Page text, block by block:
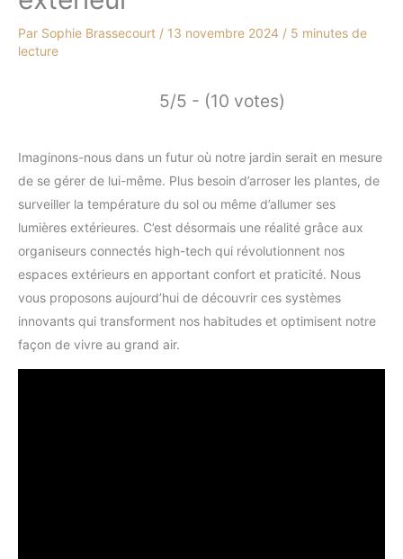
Par Sophie Brassecourt / 13 novembre 2024 / 5 minutes de
lecture
5/5 - (10 votes)
Imaginons-nous dans un futur où notre jardin serait en mesure
de se gérer de lui-même. Plus besoin d’arroser les plantes, de
surveiller la température du sol ou même d’allumer ses
lumières extérieures. C’est désormais une réalité grâce aux
organiseurs connectés high-tech qui révolutionnent nos
espaces extérieurs en apportant confort et praticité. Nous
vous proposons aujourd’hui de découvrir ces systèmes
innovants qui transforment nos habitudes et optimisent notre
façon de vivre au grand air.